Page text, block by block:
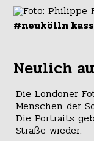
#neukölln
Neulich
Die Londoner
Menschen der
Die Portraits
Straße wieder.